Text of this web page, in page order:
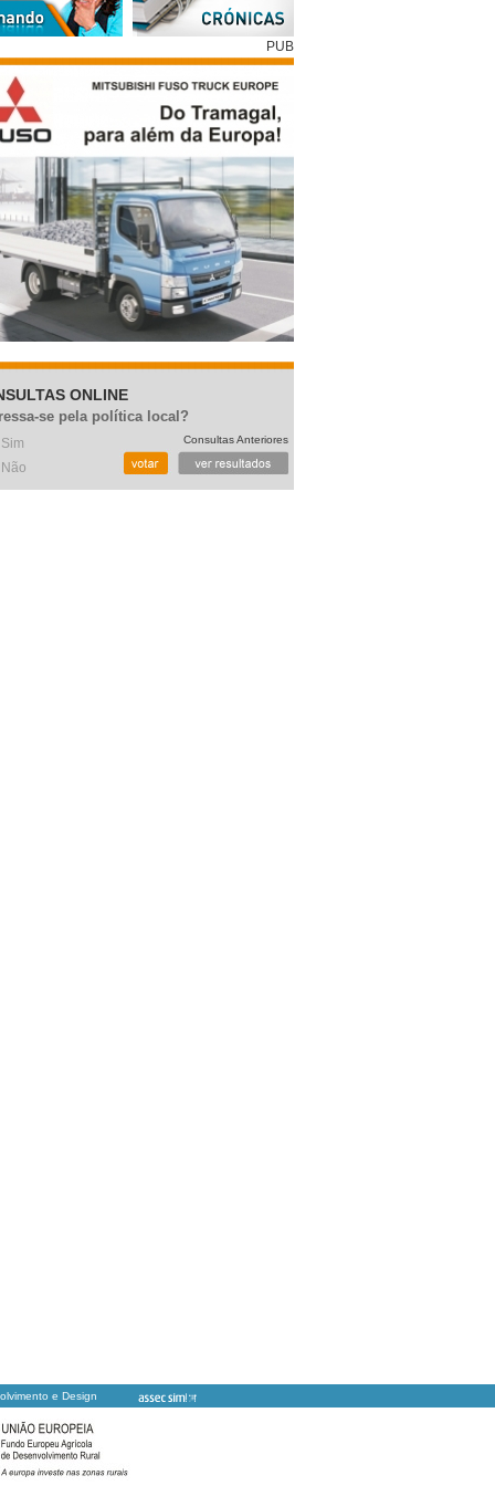
PUB
ONLINE
se pela política local?
Sim
Não
Consultas Anteriores
e Design